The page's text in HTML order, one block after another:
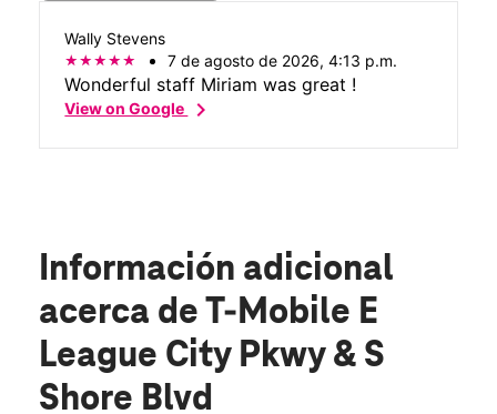
Wally Stevens
7 de agosto de 2026, 4:13 p.m.
Wonderful staff Miriam was great !
View on Googlechevron_right
Información adicional
acerca de T-Mobile E
League City Pkwy & S
Shore Blvd